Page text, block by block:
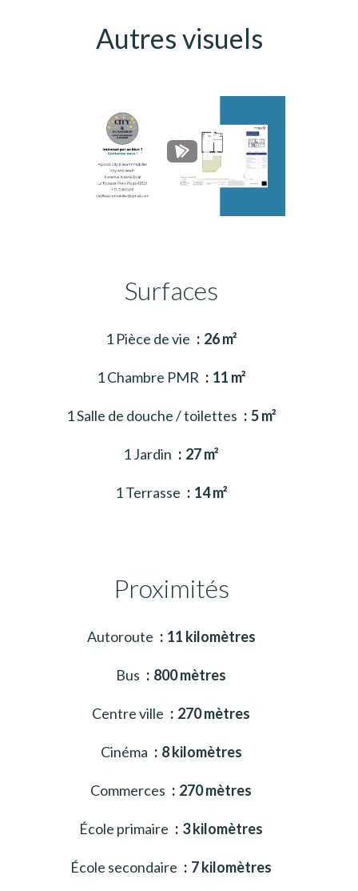
Autres visuels
Surfaces
1 Pièce de vie 26 m²
1 Chambre PMR 11 m²
1 Salle de douche / toilettes 5 m²
1 Jardin 27 m²
1 Terrasse 14 m²
Proximités
Autoroute 11 kilomètres
Bus 800 mètres
Centre ville 270 mètres
Cinéma 8 kilomètres
Commerces 270 mètres
École primaire 3 kilomètres
École secondaire 7 kilomètres